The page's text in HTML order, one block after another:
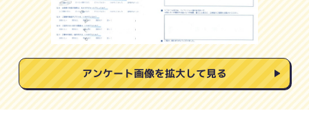
アンケート画像を拡大して見る